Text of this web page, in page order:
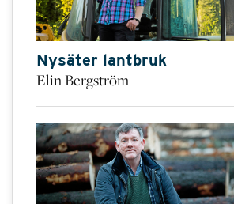
Nysäter lantbruk
Elin Bergström